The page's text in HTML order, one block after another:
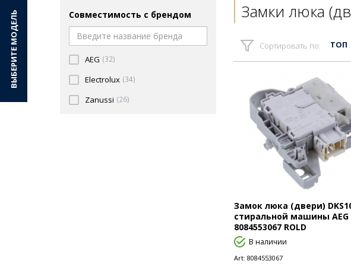
Совместимость с брендом
AEG (32)
Electrolux (34)
Zanussi (26)
Замки люка
Сортировать по: ТОП
Замок люка (двери)
стиральной машины AEG
8084553067 ROLD
В наличии
Art: 8084553067
ВЫБЕРИТЕ МОДЕЛЬ